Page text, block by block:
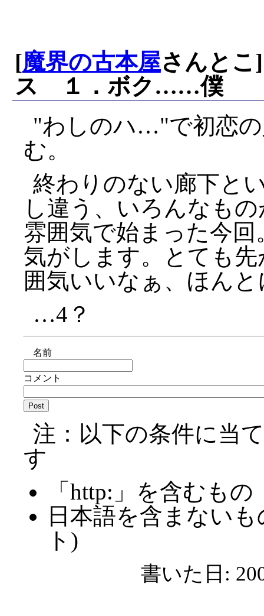
[魔界の古本屋さんと
ス １．ボク……僕
わしのハ… で初恋
む。
終わりのない廊下と
し違う、いろんなも
雰囲気で始まった今
気がします。とても
囲気いいなぁ、ほんと
…4？
名前
コメント
注：以下の条件に当
す
「http:」を含むもの
日本語を含まない
ト)
書いた日: